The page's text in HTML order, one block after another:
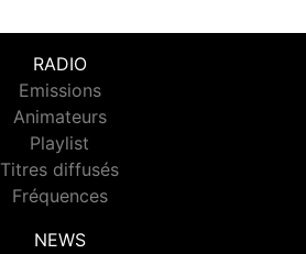
RADIO
Emissions
Animateurs
Playlist
Titres diffusés
Fréquences
NEWS